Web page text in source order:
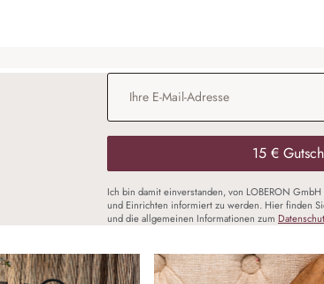
E-Mail-Adresse
15 €
Ich bin damit einverstanden, von LOBERON
und Einrichten informiert zu werden. Hier finden
und die allgemeinen Informationen zum